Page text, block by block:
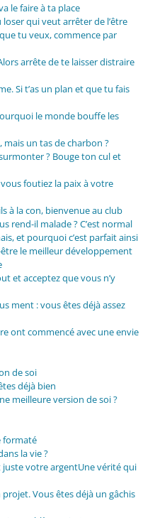
le faire à ta place
qui veut arrêter de l’être
tu veux, commence par
arrête de te laisser distraire
Si t’as un plan et que tu fais
le monde bouffe les
mais un tas de charbon ?
? Bouge ton cul et
foutiez la paix à votre
à la con, bienvenue au club
rend-il malade ? C’est normal
et pourquoi c’est parfait ainsi
être le meilleur développement
et acceptez que vous n’y
ment : vous êtes déjà assez
ont commencé avec une envie
de soi
déjà bien
meilleure version de soi ?
formaté
la vie ?
votre argentUne vérité qui
Vous êtes déjà un gâchis